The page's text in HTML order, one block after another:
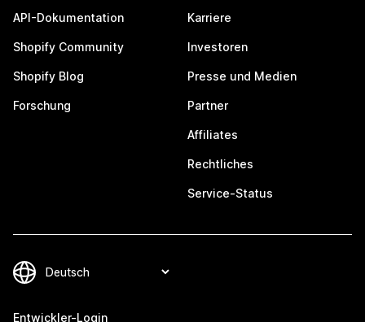
API-Dokumentation
Shopify Community
Shopify Blog
Forschung
Karriere
Investoren
Presse und Medien
Partner
Affiliates
Rechtliches
Service-Status
Entwickler-Login